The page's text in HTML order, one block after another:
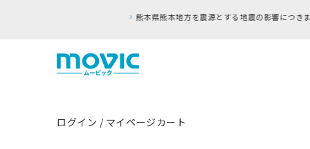
ログイン / マイページカート